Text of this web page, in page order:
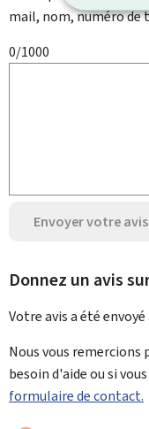
mail, nom, numéro de
0/1000
Envoyer votre avis
Donnez un avis
Votre avis a été envoyé
Nous vous remercions
besoin d'aide ou si
formulaire de contact.